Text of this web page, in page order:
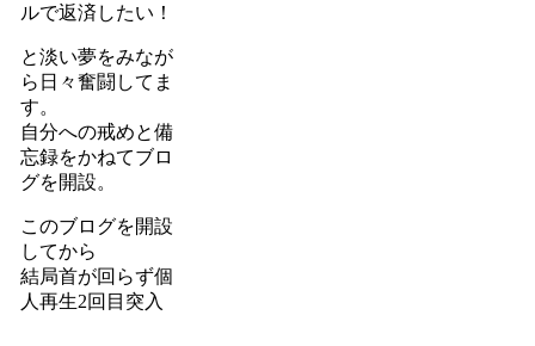
ルで返済したい！
と淡い夢をみなが
ら日々奮闘してま
す。
自分への戒めと備
忘録をかねてブロ
グを開設。
このブログを開設
してから
結局首が回らず個
人再生2回目突入